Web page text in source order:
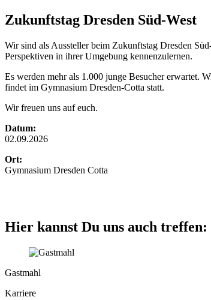
Zukunftstag Dresden Süd-West
Wir sind als Aussteller beim Zukunftstag Dresden
Perspektiven in ihrer Umgebung kennenzulernen.
Es werden mehr als 1.000 junge Besucher erwartet.
findet im Gymnasium Dresden-Cotta statt.
Wir freuen uns auf euch.
Datum:
02.09.2026
Ort:
Gymnasium Dresden Cotta
Hier kannst Du uns auch treffen:
Gastmahl
Karriere